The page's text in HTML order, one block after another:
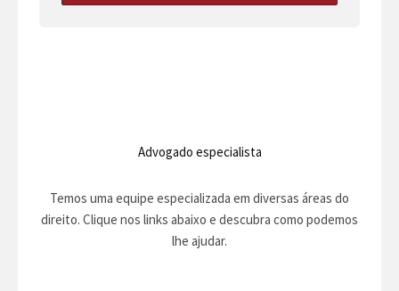
Advogado especialista
Temos uma equipe especializada em diversas áreas do
direito. Clique nos links abaixo e descubra como podemos
lhe ajudar.